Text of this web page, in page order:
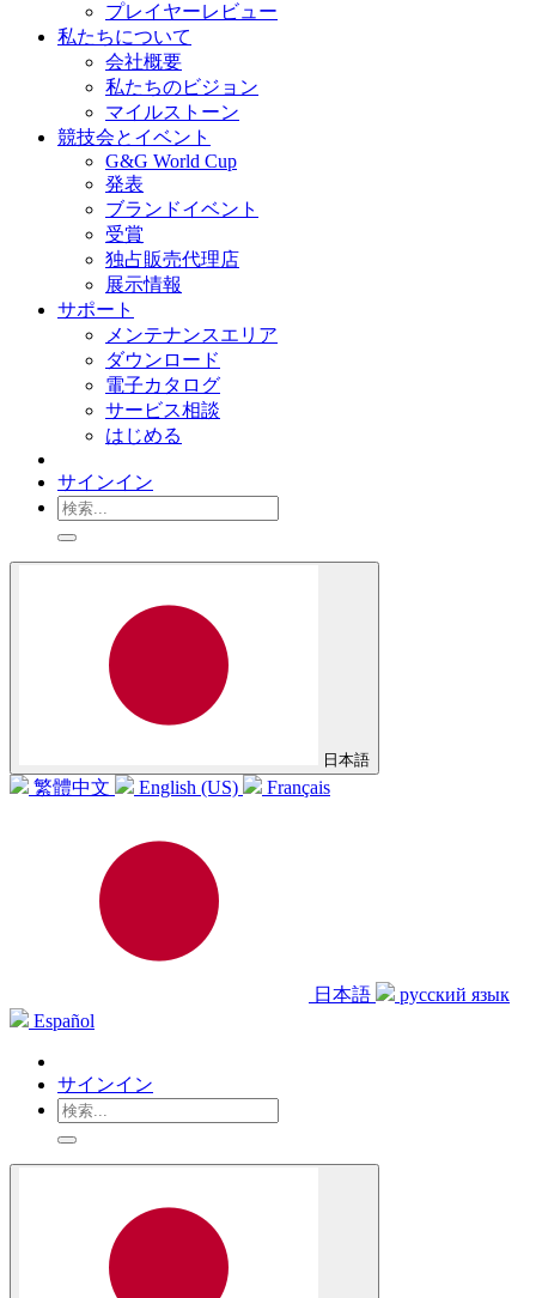
プレイヤーレビュー
私たちについて
会社概要
私たちのビジョン
マイルストーン
競技会とイベント
G&G World Cup
発表
ブランドイベント
受賞
独占販売代理店
展示情報
サポート
メンテナンスエリア
ダウンロード
電子カタログ
サービス相談
はじめる
サインイン
日本語
繁體中文 English (US) Français
日本語
русский язык
Español
サインイン